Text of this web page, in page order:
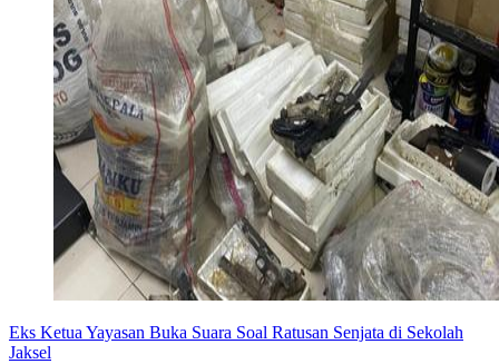
Eks Ketua Yayasan Buka Suara Soal Ratusan Senjata di Sekolah
Jaksel